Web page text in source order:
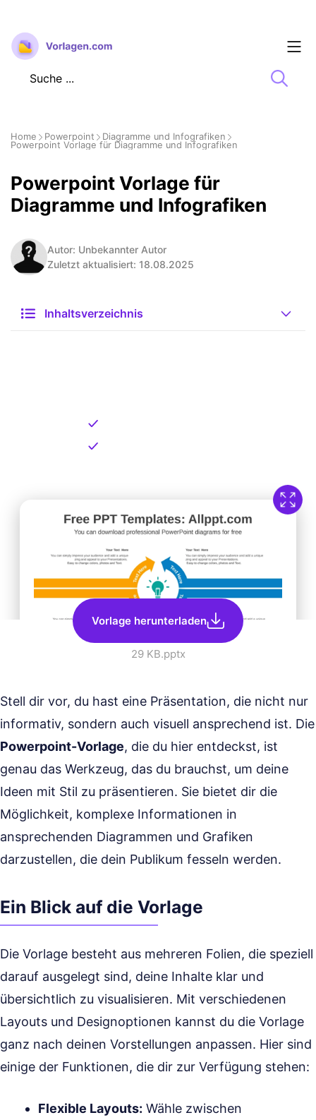
Zum
Inhalt
springen
Home Powerpoint
Diagramme und Infografiken
Powerpoint Vorlage für Diagramme und Infografiken
Powerpoint Vorlage für
Diagramme und Infografiken
Autor: Unbekannter Autor
Zuletzt aktualisiert: 18.08.2025
Inhaltsverzeichnis
Vorlage herunterladen
29 KB.pptx
Stell dir vor, du hast eine Präsentation, die nicht nur
informativ, sondern auch visuell ansprechend ist. Die
Powerpoint-Vorlage, die du hier entdeckst, ist
genau das Werkzeug, das du brauchst, um deine
Ideen mit Stil zu präsentieren. Sie bietet dir die
Möglichkeit, komplexe Informationen in
ansprechenden Diagrammen und Grafiken
darzustellen, die dein Publikum fesseln werden.
Ein Blick auf die Vorlage
Die Vorlage besteht aus mehreren Folien, die speziell
darauf ausgelegt sind, deine Inhalte klar und
übersichtlich zu visualisieren. Mit verschiedenen
Layouts und Designoptionen kannst du die Vorlage
ganz nach deinen Vorstellungen anpassen. Hier sind
einige der Funktionen, die dir zur Verfügung stehen:
Flexible Layouts: Wähle zwischen